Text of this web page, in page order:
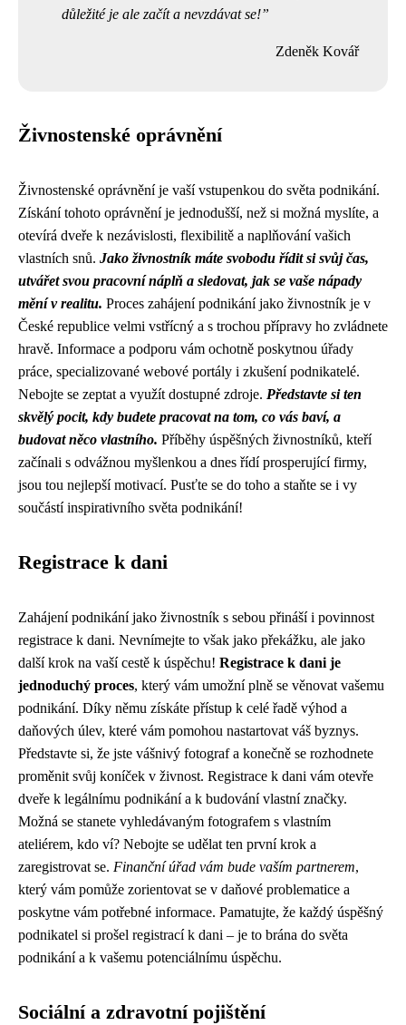
důležité je ale začít a nevzdávat se!
Zdeněk Kovář
Živnostenské oprávnění
Živnostenské oprávnění je vaší vstupenkou do světa podnikání.
Získání tohoto oprávnění je jednodušší, než si možná myslíte, a
otevírá dveře k nezávislosti, flexibilitě a naplňování vašich
vlastních snů. Jako živnostník máte svobodu řídit si svůj čas,
utvářet svou pracovní náplň a sledovat, jak se vaše nápady
mění v realitu. Proces zahájení podnikání jako živnostník je v
České republice velmi vstřícný a s trochou přípravy ho zvládnete
hravě. Informace a podporu vám ochotně poskytnou úřady
práce, specializované webové portály i zkušení podnikatelé.
Nebojte se zeptat a využít dostupné zdroje. Představte si ten
skvělý pocit, kdy budete pracovat na tom, co vás baví, a
budovat něco vlastního. Příběhy úspěšných živnostníků, kteří
začínali s odvážnou myšlenkou a dnes řídí prosperující firmy,
jsou tou nejlepší motivací. Pusťte se do toho a staňte se i vy
součástí inspirativního světa podnikání!
Registrace k dani
Zahájení podnikání jako živnostník s sebou přináší i povinnost
registrace k dani. Nevnímejte to však jako překážku, ale jako
další krok na vaší cestě k úspěchu! Registrace k dani je
jednoduchý proces, který vám umožní plně se věnovat vašemu
podnikání. Díky němu získáte přístup k celé řadě výhod a
daňových úlev, které vám pomohou nastartovat váš byznys.
Představte si, že jste vášnivý fotograf a konečně se rozhodnete
proměnit svůj koníček v živnost. Registrace k dani vám otevře
dveře k legálnímu podnikání a k budování vlastní značky.
Možná se stanete vyhledávaným fotografem s vlastním
ateliérem, kdo ví? Nebojte se udělat ten první krok a
zaregistrovat se. Finanční úřad vám bude vaším partnerem,
který vám pomůže zorientovat se v daňové problematice a
poskytne vám potřebné informace. Pamatujte, že každý úspěšný
podnikatel si prošel registrací k dani – je to brána do světa
podnikání a k vašemu potenciálnímu úspěchu.
Sociální a zdravotní pojištění